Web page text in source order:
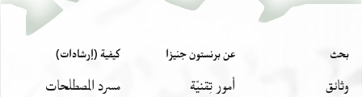
بحث
وثائق
عن برنستون جنيزا
أمور تِقنيّة
كيفية (إرشادات)
مسرد المصطلحات